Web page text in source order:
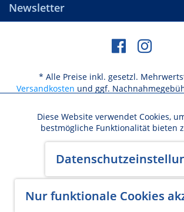
Newsletter
* Alle Preise inkl. gesetzl.
Versandkosten und ggf.
Versandkosten /
Widerrufsbelehrung & Widerrufsformular
AGB
Funktionale
Marketing
Tracking
Diese Website verwendet Cookies,
bestmögliche Funktionalität bieten
Nur funktionale Cookies